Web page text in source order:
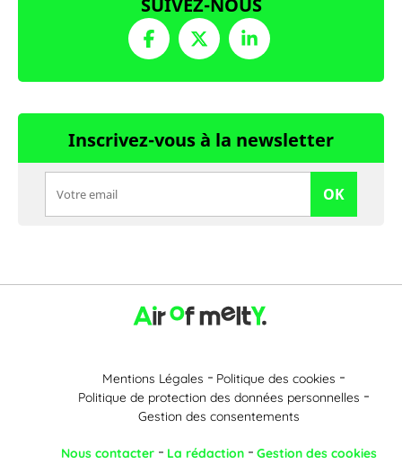
SUIVEZ-NOUS
Inscrivez-vous à la newsletter
OK
Mentions Légales
Politique des cookies
Politique de protection des données personnelles
Gestion des consentements
Nous contacter La rédaction Gestion des cookies